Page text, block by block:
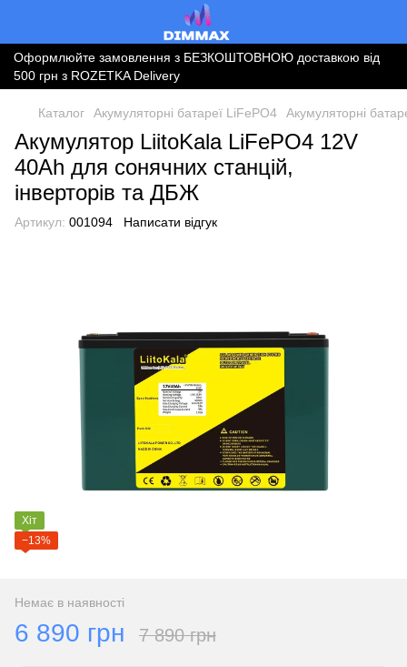
Оформлюйте замовлення з БЕЗКОШТОВНОЮ доставкою від
500 грн з ROZETKA Delivery
Каталог Акумуляторні батареї LiFePO4 Акумуляторні
Акумулятор LiitoKala LiFePO4 12V
40Ah для сонячних станцій,
інверторів та ДБЖ
Артикул: 001094 Написати відгук
Хіт
−13%
Немає в наявності
6 890 грн 7 890 грн